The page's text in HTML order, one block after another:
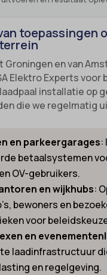
toepassingen
Groningen en van
Elektro Experts voor
installatie op
die we regelmatig
en parkeergarages:
betaalsystemen
OV-gebruikers.
en wijkhubs:
bewoners en
voor
en
laadinfrastructuur
en regelgeving.